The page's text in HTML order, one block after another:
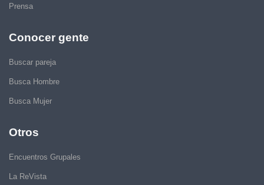
Prensa
Conocer gente
Buscar pareja
Busca Hombre
Busca Mujer
Otros
Encuentros Grupales
La ReVista